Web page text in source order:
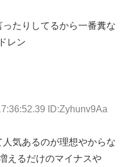
たりしてるから一番糞な
レン
ID:Zyhunv9Aa
気あるのが理想やからな
えるだけのマイナスや